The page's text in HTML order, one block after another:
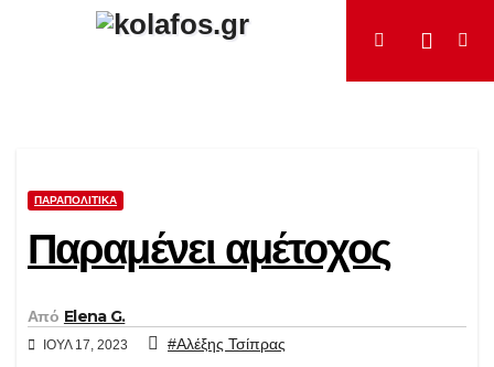
ΠΑΡΑΠΟΛΙΤΙΚΆ
Παραμένει αμέτοχος
Από Elena G.
ΙΟΎΛ 17, 2023 #Αλέξης Τσίπρας